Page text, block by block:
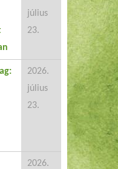
július
23.
2026.
július
23.
2026.